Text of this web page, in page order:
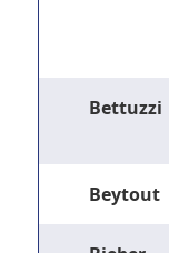
Bettuzzi
Beytout